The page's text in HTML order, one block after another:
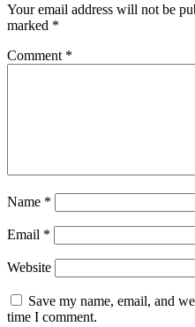
Your email address will not be
marked *
Comment *
Name *
Email *
Website
Save my name, email, and
time I comment.